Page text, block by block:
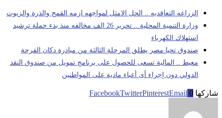
الزراعه التعاقديه .. الحل الامثل لمواجهه ازمه القمح والذرة والزيوت
وزارة التنمية المحلية .. تحرير 26 الف مخالفه منذ بدء حملة ترشيد
استهلاك الكهرباء
صندوق تحيا مصر يطلق المرحلة الثالثة من مبادرة دكان الفرحة
معيط .. المالية تسعى للحصول على برنامج تمويل من صندوق النقد
الدولي دون إجراء أى أعباء مادية على المواطنين
شاركها 0
FacebookTwitterPinterestEmail